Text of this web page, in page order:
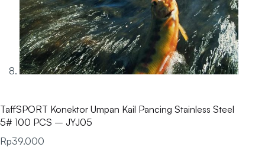
TaffSPORT Konektor Umpan Kail Pancing Stainless Steel
5# 100 PCS – JYJ05
Rp39.000